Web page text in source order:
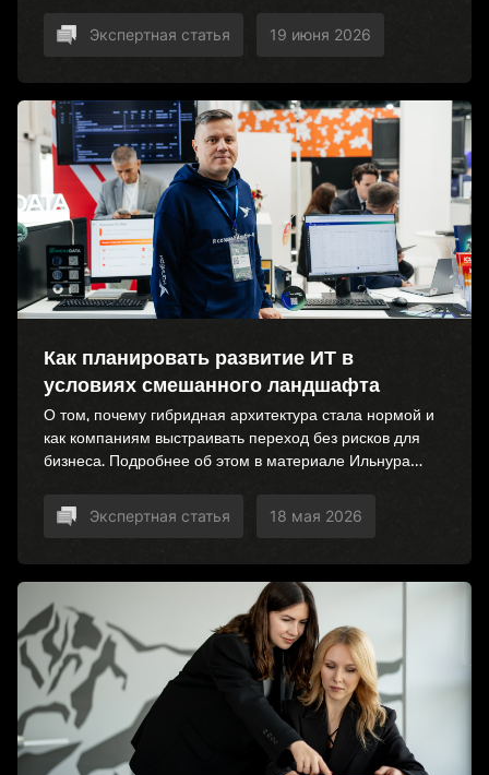
за пару часов поднимают офис после атаки вируса-
шифровальщика. Подробности — в интервью Бизнес
Экспертная статья 19 июня 2026
Как планировать развитие ИТ в
условиях смешанного ландшафта
О том, почему гибридная архитектура стала нормой и
как компаниям выстраивать переход без рисков для
бизнеса. Подробнее об этом в материале Ильнура
Экспертная статья 18 мая 2026